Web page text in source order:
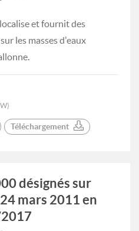
et fournit des
les masses d'eaux
Téléchargement
désignés sur
mars 2011 en